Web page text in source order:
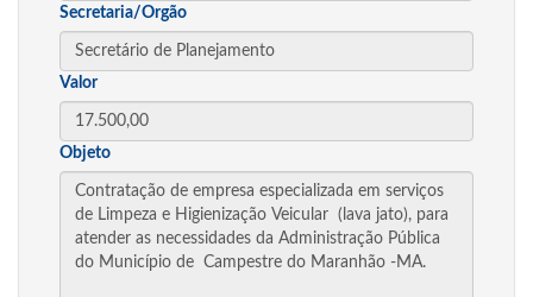
Secretaria/Orgão
Valor
Objeto